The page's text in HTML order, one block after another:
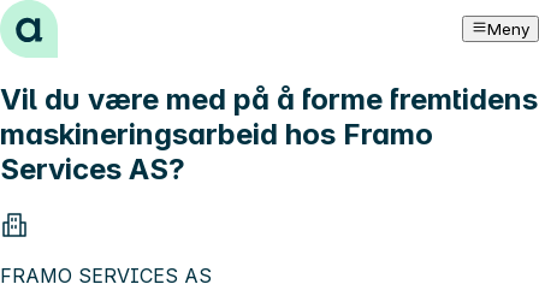
Hopp til innhold Meny
Vil du være med på å forme fremtidens
maskineringsarbeid hos Framo
Services AS?
FRAMO SERVICES AS